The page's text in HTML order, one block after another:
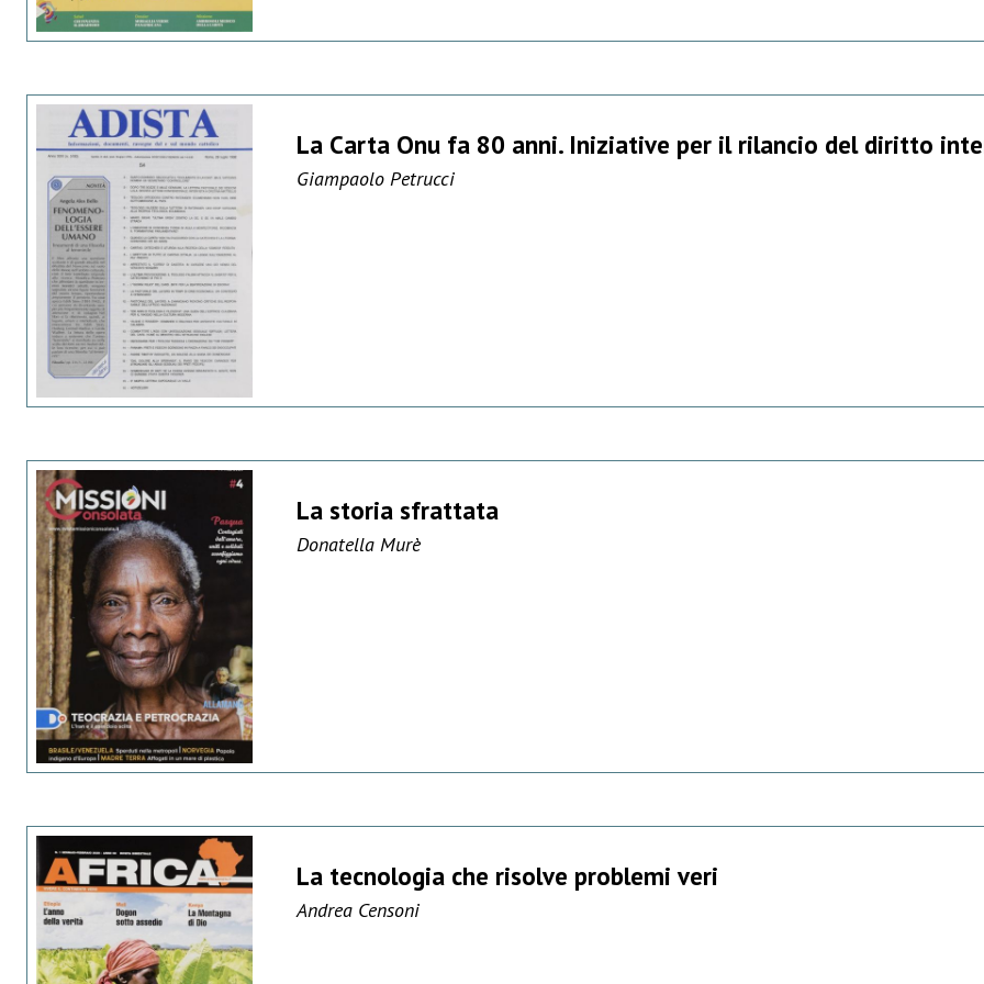
La Carta Onu fa 80 anni. Iniziative per il rilancio del diritto
Giampaolo Petrucci
La storia sfrattata
Donatella Murè
La tecnologia che risolve problemi veri
Andrea Censoni